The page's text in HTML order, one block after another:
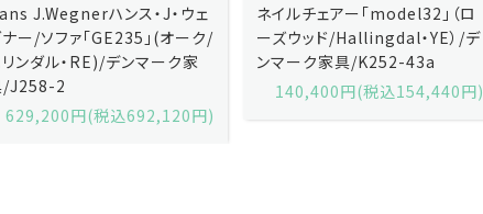
ルチェアー「model32」（ロ
ウッド/Hallingdal・YE）/デ
ーク家具/K252-43a
140,400円(税込154,440円)
ネイルチェアー「model32」（ロ
ーズウッド/Hallingdal・BL）/デ
ンマーク家具/K252-43b
140,400円(税込154,440円)